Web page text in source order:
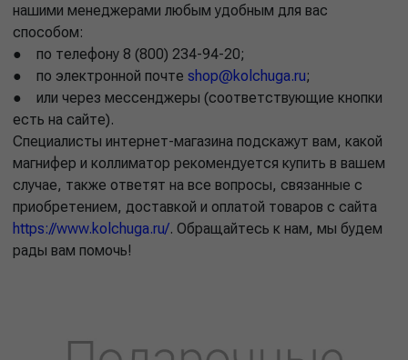
нашими менеджерами любым удобным для вас
способом:
● по телефону 8 (800) 234-94-20;
● по электронной почте shop@kolchuga.ru;
● или через мессенджеры (соответствующие кнопки
есть на сайте).
Специалисты интернет-магазина подскажут вам, какой
магнифер и коллиматор рекомендуется купить в вашем
случае, также ответят на все вопросы, связанные с
приобретением, доставкой и оплатой товаров с сайта
https://www.kolchuga.ru/. Обращайтесь к нам, мы будем
рады вам помочь!